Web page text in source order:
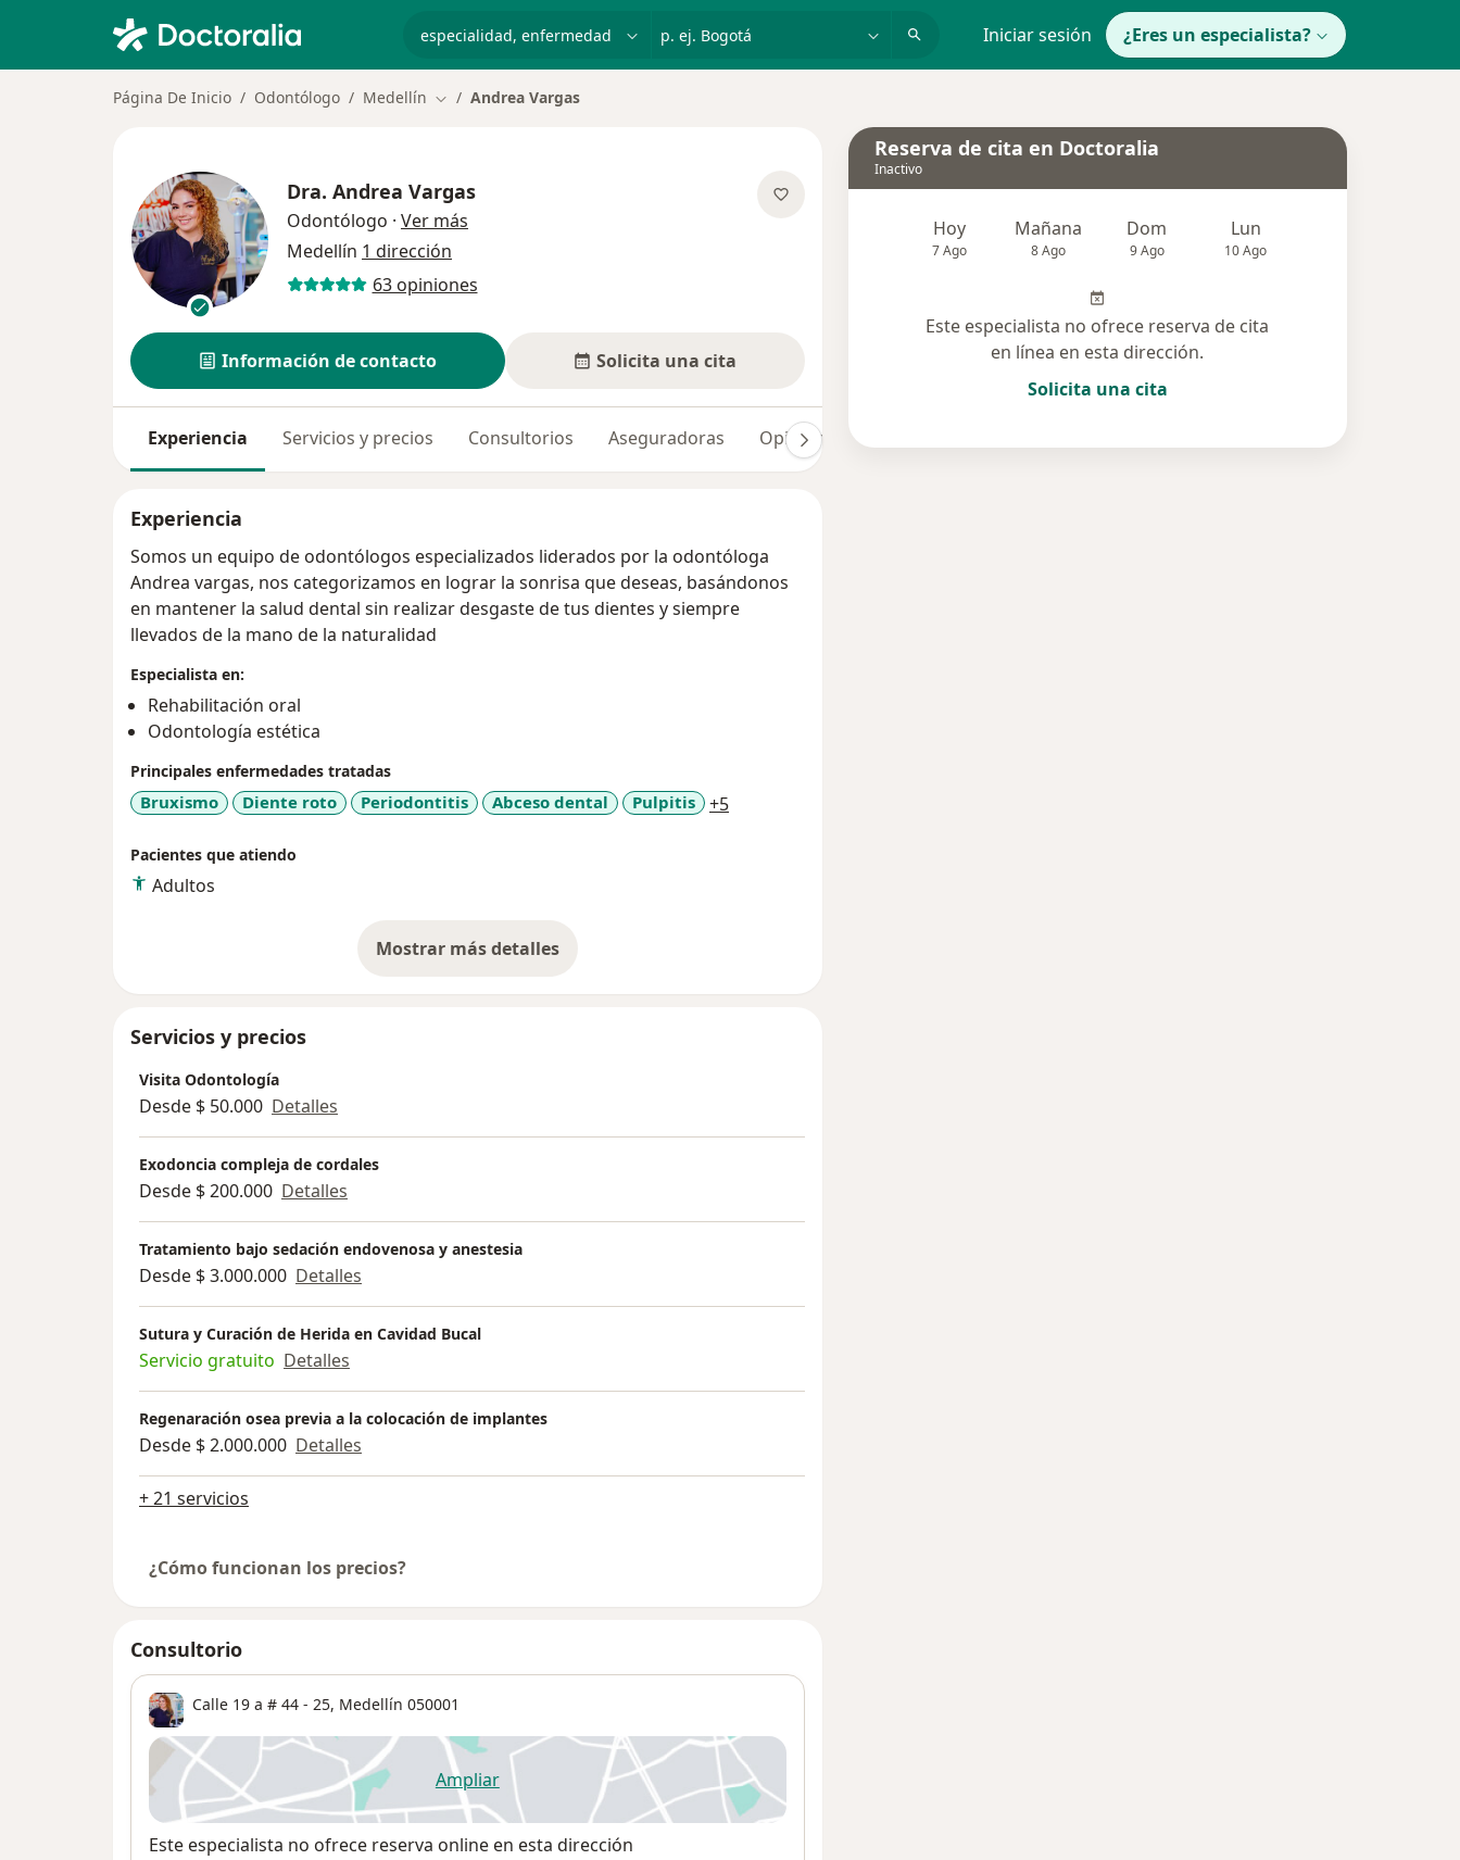
p. ej. Bogotá Iniciar sesión ¿Eres un especialista?
Página De Inicio Odontólogo Medellín Cambiar de ciudad
Andrea Vargas
Dra. Andrea Vargas
Odontólogo · Ver más
Medellín 1 dirección
63 opiniones
Información de contacto Solicita una cita
Experiencia Servicios y precios Consultorios Aseguradoras Opiniones (63)
Experiencia
Somos un equipo de odontólogos especializados liderados por la odontóloga
Andrea vargas, nos categorizamos en lograr la sonrisa que deseas, basándonos
en mantener la salud dental sin realizar desgaste de tus dientes y siempre
llevados de la mano de la naturalidad
Especialista en:
Rehabilitación oral
Odontología estética
Principales enfermedades tratadas
Bruxismo Diente roto Periodontitis Abceso dental Pulpitis +5a11y_sr_more_diseases
Pacientes que atiendo
Adultos
Mostrar más detalles
sobre la experiencia
Servicios y precios
Visita Odontología
Desde $ 50.000 Detalles
Exodoncia compleja de cordales
Desde $ 200.000 Detalles
Tratamiento bajo sedación endovenosa y anestesia
Desde $ 3.000.000 Detalles
Sutura y Curación de Herida en Cavidad Bucal
Servicio gratuito Detalles
Regenaración osea previa a la colocación de implantes
Desde $ 2.000.000 Detalles
+ 21 servicios
¿Cómo funcionan los precios?
Consultorio
Calle 19 a # 44 - 25, Medellín 050001
Ampliarse abre en una nueva pestaña
Disponibilidad
Este especialista no ofrece reserva online en esta dirección
Reserva de cita en Doctoralia
Inactivo
Hoy
7 Ago
Mañana
8 Ago
Dom
9 Ago
Lun
10 Ago
Este especialista no ofrece reserva de cita
en línea en esta dirección.
Solicita una cita